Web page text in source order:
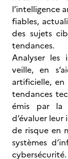
l’intelligence
fiables,
des sujets
tendances.
Analyser les
veille, en
artificielle, en
tendances
émis par la
d’évaluer
de risque en
systèmes
cybersécurité.